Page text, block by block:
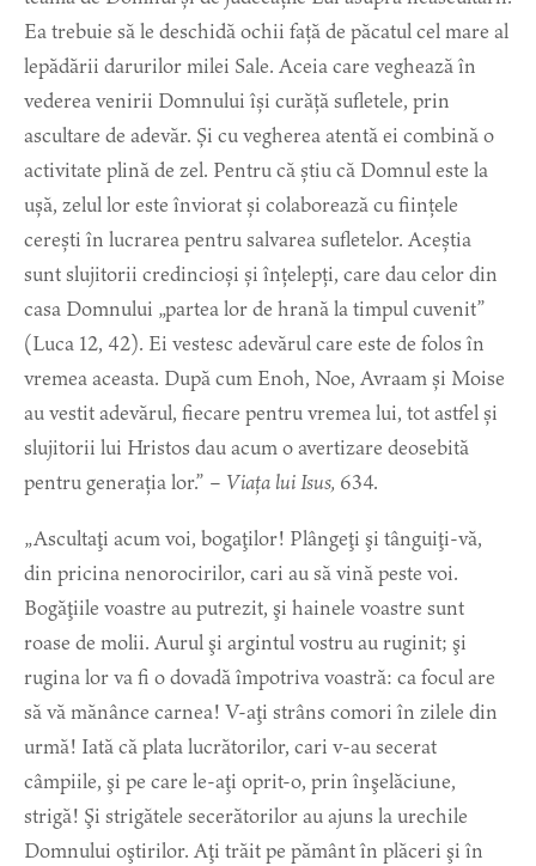
Ea trebuie să le deschidă ochii față de păcatul cel mare al
lepădării darurilor milei Sale. Aceia care veghează în
vederea venirii Domnului își curăță sufletele, prin
ascultare de adevăr. Și cu vegherea atentă ei combină o
activitate plină de zel. Pentru că știu că Domnul este la
ușă, zelul lor este înviorat și colaborează cu ființele
cerești în lucrarea pentru salvarea sufletelor. Aceștia
sunt slujitorii credincioși și înțelepți, care dau celor din
casa Domnului „partea lor de hrană la timpul cuvenit”
(Luca 12, 42). Ei vestesc adevărul care este de folos în
vremea aceasta. După cum Enoh, Noe, Avraam și Moise
au vestit adevărul, fiecare pentru vremea lui, tot astfel și
slujitorii lui Hristos dau acum o avertizare deosebită
pentru generația lor.” – Viața lui Isus, 634.
„Ascultaţi acum voi, bogaţilor! Plângeţi şi tânguiţi-vă,
din pricina nenorocirilor, cari au să vină peste voi.
Bogăţiile voastre au putrezit, şi hainele voastre sunt
roase de molii. Aurul şi argintul vostru au ruginit; şi
rugina lor va fi o dovadă împotriva voastră: ca focul are
să vă mănânce carnea! V-aţi strâns comori în zilele din
urmă! Iată că plata lucrătorilor, cari v-au secerat
câmpiile, şi pe care le-aţi oprit-o, prin înşelăciune,
strigă! Şi strigătele secerătorilor au ajuns la urechile
Domnului oştirilor. Aţi trăit pe pământ în plăceri şi în